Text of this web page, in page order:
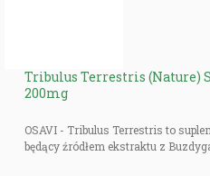
Tribulus Terrestris (Nature)
200mg
OSAVI - Tribulus Terrestris to
będący źródłem ekstraktu z